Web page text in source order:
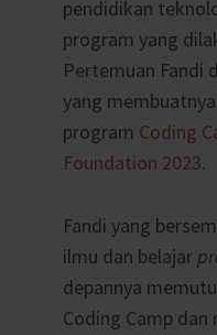
pendidikan
program yang
Pertemuan Fandi
yang
program Coding
Foundation 2023.
Fandi yang
ilmu dan belajar
depannya
Coding Camp